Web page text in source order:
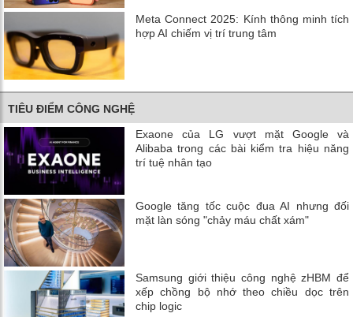
Meta Connect 2025: Kính thông minh tích
hợp AI chiếm vị trí trung tâm
TIÊU ĐIỂM CÔNG NGHỆ
Exaone của LG vượt mặt Google và
Alibaba trong các bài kiểm tra hiệu năng
trí tuệ nhân tạo
Google tăng tốc cuộc đua AI nhưng đối
mặt làn sóng "chảy máu chất xám"
Samsung giới thiệu công nghệ zHBM để
xếp chồng bộ nhớ theo chiều dọc trên
chip logic